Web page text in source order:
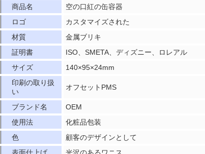
商品名
空の口紅の缶容器
ロゴ
カスタマイズされた
材質
金属ブリキ
証明書
ISO、SMETA、ディズニー、ロレアル
サイズ
140×95×24mm
印刷の取り扱
い
オフセットPMS
ブランド名
OEM
使用法
化粧品包装
色
顧客のデザインとして